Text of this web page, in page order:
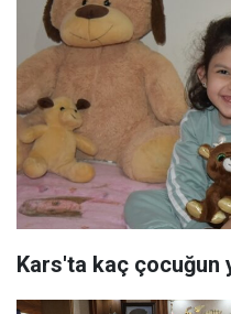
Kars'ta kaç çocuğun